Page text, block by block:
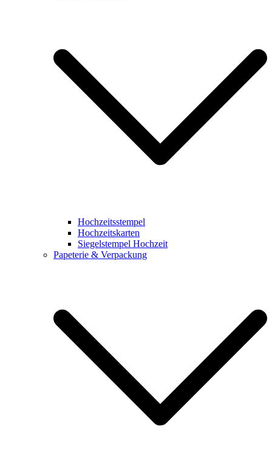
Hochzeitsstempel
Hochzeitskarten
Siegelstempel Hochzeit
Papeterie & Verpackung